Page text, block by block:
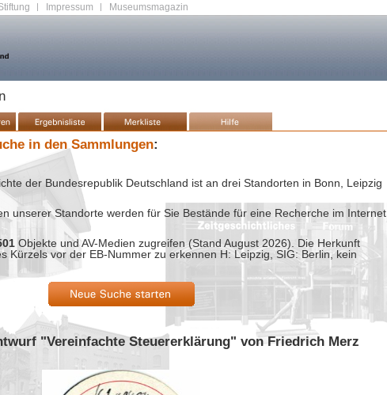
| Impressum | Museumsmagazin
in den Sammlungen:
der Bundesrepublik Deutschland ist an drei Standorten in Bonn, Leipzig
unserer Standorte werden für Sie Bestände für eine Recherche im Internet
Objekte und AV-Medien zugreifen (Stand August 2026). Die Herkunft
Kürzels vor der EB-Nummer zu erkennen H: Leipzig, SIG: Berlin, kein
"Vereinfachte Steuererklärung" von Friedrich Merz